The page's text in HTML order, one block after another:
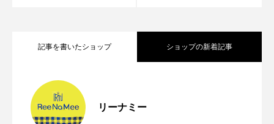
記事を書いたショップ ショップの新着記事
リーナミー
2026.04.27